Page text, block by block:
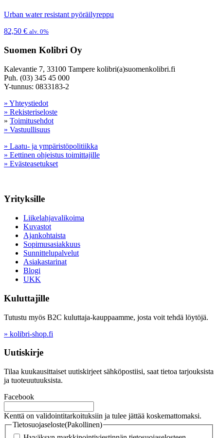
Urban water resistant pyöräilyreppu
82,50 € alv. 0%
Suomen Kolibri Oy
Kalevantie 7, 33100 Tampere kolibri(a)suomenkolibri.fi
Puh. (03) 345 45 000
Y-tunnus: 0833183-2
» Yhteystiedot
» Rekisteriseloste
» Toimitusehdot
» Vastuullisuus
» Laatu- ja ympäristöpolitiikka
» Eettinen ohjeistus toimittajille
» Evästeasetukset
Yrityksille
Liikelahjavalikoima
Kuvastot
Ajankohtaista
Sopimusasiakkuus
Sunnittelupalvelut
Asiakastarinat
Blogi
UKK
Kuluttajille
Tutustu myös B2C kuluttaja-kauppaamme, josta voit tehdä löytöjä.
» kolibri-shop.fi
Uutiskirje
Tilaa kuukausittaiset uutiskirjeet sähköpostiisi, saat tietoa tarjouksista
ja tuoteuutuuksista.
Facebook
Kenttä on validointitarkoituksiin ja tulee jättää koskemattomaksi.
Tietosuojaseloste(Pakollinen)